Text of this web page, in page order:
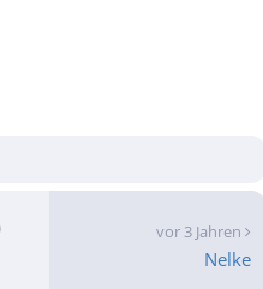
vor 3 Jahren
Nelke